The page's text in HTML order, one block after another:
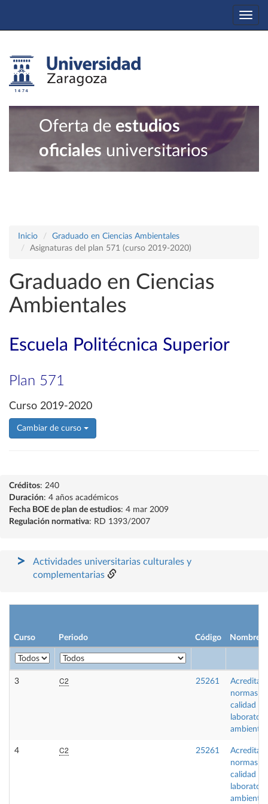
Oferta de estudios
oficiales universitarios
Inicio
Graduado en Ciencias Ambientales
Asignaturas del plan 571 (curso 2019-2020)
Graduado en Ciencias
Ambientales
Escuela Politécnica Superior
Plan 571
Curso 2019-2020
Cambiar de curso
Créditos: 240
Duración: 4 años académicos
Fecha BOE de plan de estudios: 4 mar 2009
Regulación normativa: RD 1393/2007
Actividades universitarias culturales y
complementarias
Curso Periodo Código Nombre
3 C2 25261
normas
calidad en
4 C2 25261
normas
calidad en